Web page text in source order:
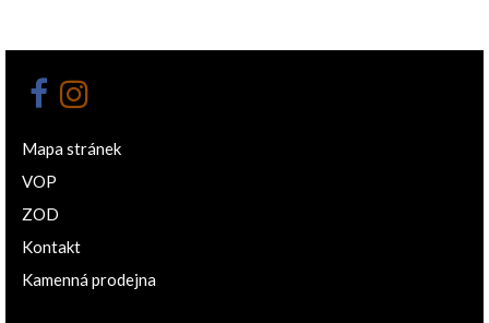
Mapa stránek
VOP
ZOD
Kontakt
Kamenná prodejna